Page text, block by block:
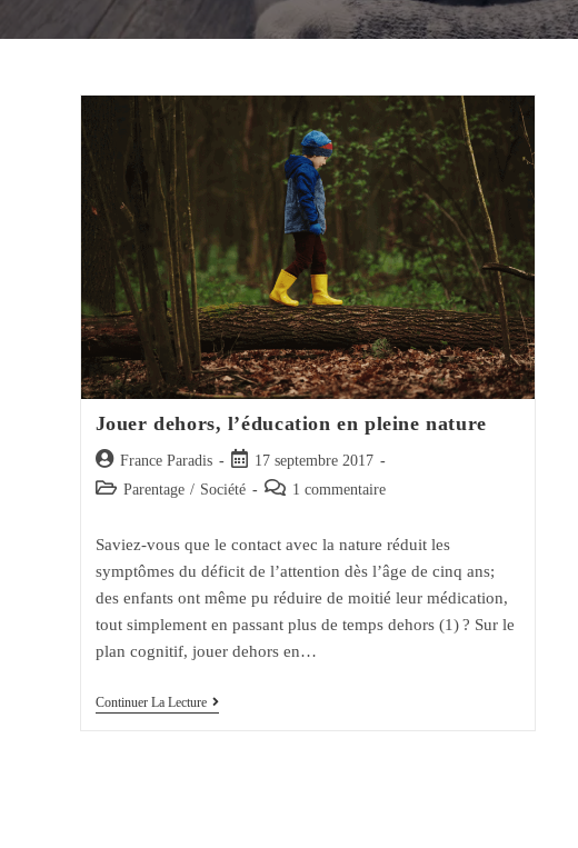
Jouer dehors, l’éducation en pleine nature
Auteur/autrice
de
France Paradis
Post
published:
17 septembre 2017
Post Parentage / Société
Post 1 commentaire
Saviez-vous que le contact avec la nature réduit les
symptômes du déficit de l’attention dès l’âge de cinq ans;
des enfants ont même pu réduire de moitié leur médication,
tout simplement en passant plus de temps dehors (1) ? Sur le
plan cognitif, jouer dehors en…
Continuer La LectureJouer
Dehors,